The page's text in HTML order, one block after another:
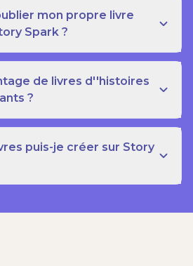
mon propre livre
Spark ?
de livres d''histoires
?
puis-je créer sur Story